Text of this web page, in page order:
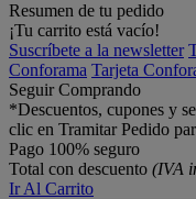
Resumen de tu pedido
¡Tu carrito está vacío!
Suscríbete a la newsletter
Conforama Tarjeta
Seguir Comprando
*Descuentos, cupones y
clic en Tramitar Pedido
Pago 100% seguro
Total con descuento (IVA
Ir Al Carrito